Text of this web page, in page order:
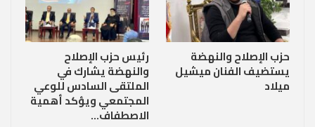
حزب الإصلاح والنهضة
يستضيف الفنان ميشيل
ميلاد
رئيس حزب الإصلاح
والنهضة يشارك في
الملتقى السادس للوعي
المجتمعي ويؤكد أهمية
الاصطفاف…